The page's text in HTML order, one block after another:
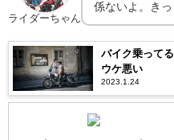
ライダーちゃん
係ないよ。き
バイク乗って
ウケ悪い
2023.1.24